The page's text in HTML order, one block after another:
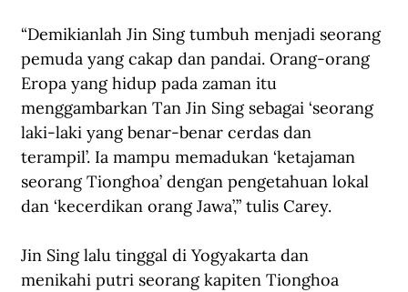
“Demikianlah Jin Sing tumbuh menjadi seorang
pemuda yang cakap dan pandai. Orang-orang
Eropa yang hidup pada zaman itu
menggambarkan Tan Jin Sing sebagai ‘seorang
laki-laki yang benar-benar cerdas dan
terampil’. Ia mampu memadukan ‘ketajaman
seorang Tionghoa’ dengan pengetahuan lokal
dan ‘kecerdikan orang Jawa’,” tulis Carey.
Jin Sing lalu tinggal di Yogyakarta dan
menikahi putri seorang kapiten Tionghoa